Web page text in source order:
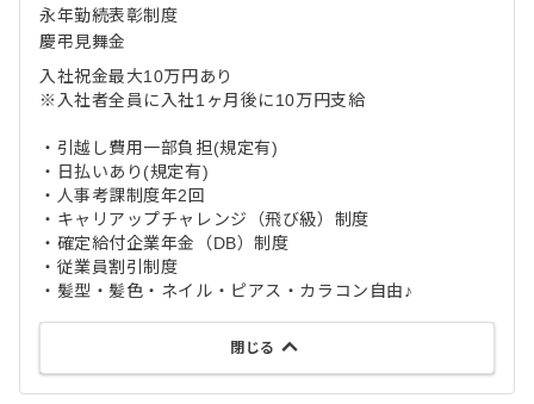
永年勤続表彰制度
慶弔見舞金
入社祝金最大10万円あり
※入社者全員に入社1ヶ月後に10万円支給
・引越し費用一部負担(規定有)
・日払いあり(規定有)
・人事考課制度年2回
・キャリアップチャレンジ（飛び級）制度
・確定給付企業年金（DB）制度
・従業員割引制度
・髪型・髪色・ネイル・ピアス・カラコン自由♪
閉じる